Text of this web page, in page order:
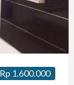
Rp 1.600.000